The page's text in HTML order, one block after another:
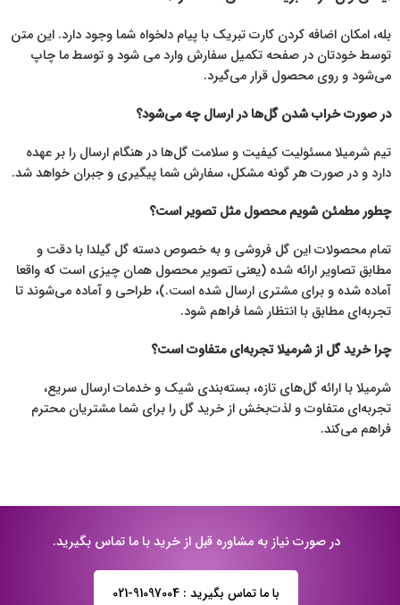
بله، امکان اضافه کردن کارت تبریک با پیام دلخواه شما وجود دارد. این متن
توسط خودتان در صفحه تکمیل سفارش وارد می شود و توسط ما چاپ
می‌شود و روی محصول قرار می‌گیرد.
در صورت خراب شدن گل‌ها در ارسال چه می‌شود؟
تیم شرمیلا مسئولیت کیفیت و سلامت گل‌ها در هنگام ارسال را بر عهده
دارد و در صورت هر گونه مشکل، سفارش شما پیگیری و جبران خواهد شد.
چطور مطمئن شویم محصول مثل تصویر است؟
تمام محصولات این گل فروشی و به خصوص دسته گل گیلدا با دقت و
مطابق تصاویر ارائه شده (یعنی تصویر محصول همان چیزی است که واقعا
آماده شده و برای مشتری ارسال شده است.)، طراحی و آماده می‌شوند تا
تجربه‌ای مطابق با انتظار شما فراهم شود.
چرا خرید گل از شرمیلا تجربه‌ای متفاوت است؟
شرمیلا با ارائه گل‌های تازه، بسته‌بندی شیک و خدمات ارسال سریع،
تجربه‌ای متفاوت و لذت‌بخش از خرید گل را برای شما مشتریان محترم
فراهم می‌کند.
در صورت نیاز به مشاوره قبل از خرید با ما تماس بگیرید.
با ما تماس بگیرید : 91097004-021